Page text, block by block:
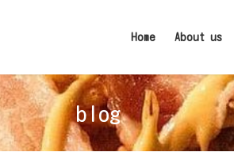
Home About us
blog